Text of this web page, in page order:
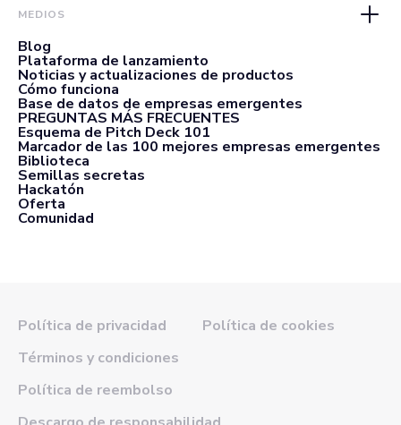
MEDIOS
Blog
Plataforma de lanzamiento
Noticias y actualizaciones de productos
Cómo funciona
Base de datos de empresas emergentes
PREGUNTAS MÁS FRECUENTES
Esquema de Pitch Deck 101
Marcador de las 100 mejores empresas emergentes
Biblioteca
Semillas secretas
Hackatón
Oferta
Comunidad
Política de privacidad
Política de cookies
Términos y condiciones
Política de reembolso